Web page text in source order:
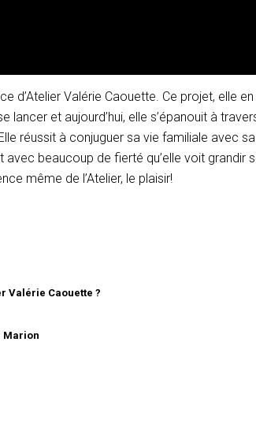
d’Atelier Valérie Caouette. Ce projet, elle
lancer et aujourd’hui, elle s’épanouit à
réussit à conjuguer sa vie familiale avec
avec beaucoup de fierté qu’elle voit grandir
même de l’Atelier, le plaisir!
Valérie Caouette ?
Marion